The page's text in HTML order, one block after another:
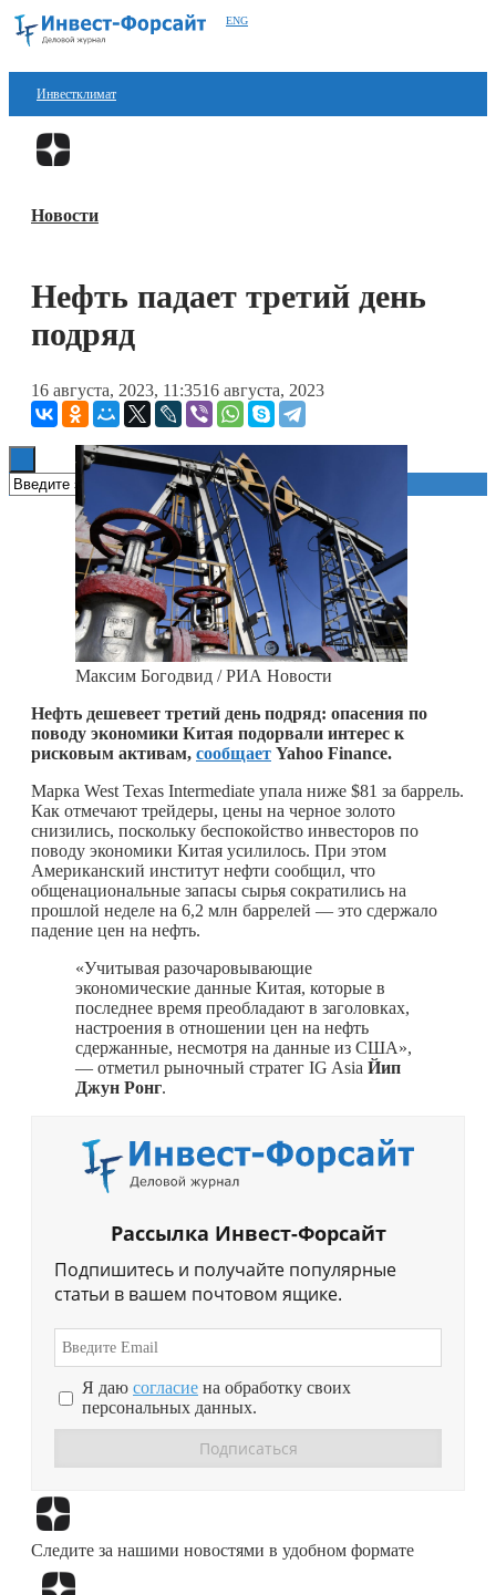
ENG
Инвестклимат
Финансы
Блокчейн
Технологии
Книги
Новости
Нефть падает третий день
подряд
16 августа, 2023, 11:3516 августа, 2023
Максим Богодвид / РИА Новости
Нефть дешевеет третий день подряд: опасения по
поводу экономики Китая подорвали интерес к
рисковым активам, сообщает Yahoo Finance.
Марка West Texas Intermediate упала ниже $81 за баррель.
Как отмечают трейдеры, цены на черное золото
снизились, поскольку беспокойство инвесторов по
поводу экономики Китая усилилось. При этом
Американский институт нефти сообщил, что
общенациональные запасы сырья сократились на
прошлой неделе на 6,2 млн баррелей — это сдержало
падение цен на нефть.
«Учитывая разочаровывающие
экономические данные Китая, которые в
последнее время преобладают в заголовках,
настроения в отношении цен на нефть
сдержанные, несмотря на данные из США»,
— отметил рыночный стратег IG Asia Йип
Джун Ронг.
Рассылка Инвест-Форсайт
Подпишитесь и получайте популярные
статьи в вашем почтовом ящике.
Я даю согласие на обработку своих
персональных данных.
Следите за нашими новостями в удобном формате